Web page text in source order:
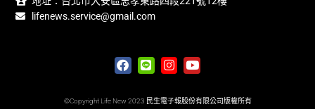
lifenews.service@gmail.com
©Copyright Life New 2023 民生電子報股份有限公司版權所有